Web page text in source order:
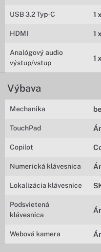
USB 3.2 Typ-C 1 x
HDMI 1 x
Analógový audio
výstup/vstup
1 x
Výbava
Mechanika
TouchPad
Copilot
Numerická klávesnica
Lokalizácia klávesnice
Podsvietená
klávesnica
Webová kamera